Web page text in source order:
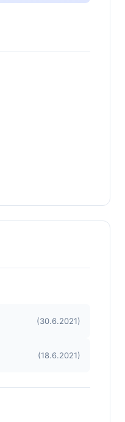
(30.6.2021)
(18.6.2021)